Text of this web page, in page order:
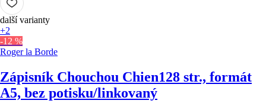
další varianty
+2
-12 %
Roger la Borde
Zápisník Chouchou Chien128 str., formát
A5, bez potisku/linkovaný